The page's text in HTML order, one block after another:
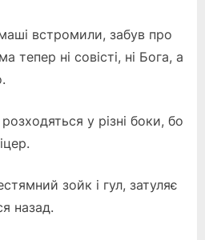
встромили, забув про
тепер ні совісті, ні Бога, а
у різні боки, бо
зойк і гул, затуляє
назад.